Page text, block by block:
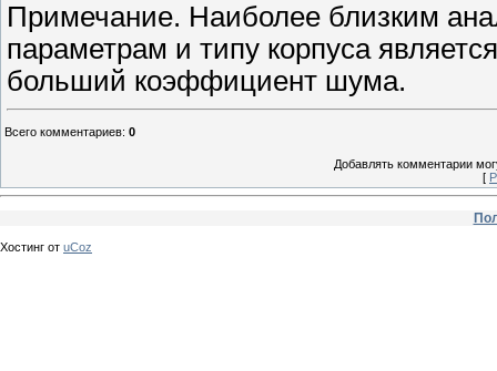
Примечание. Наиболее близким
параметрам и типу корпуса
больший коэффициент шума.
Всего комментариев: 0
Добавлять комментарии
[
Хостинг от uCoz